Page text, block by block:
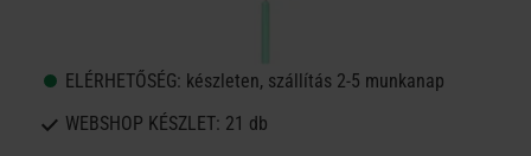
ELÉRHETŐSÉG: készleten, szállítás 2-5 munkanap
WEBSHOP KÉSZLET: 21 db